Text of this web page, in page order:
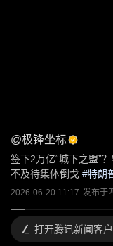
@极锋坐标
签下2万亿“城下之盟”
不及待集体倒戈 #特朗
2026-06-20 11:17 发布于
打开腾讯新闻客